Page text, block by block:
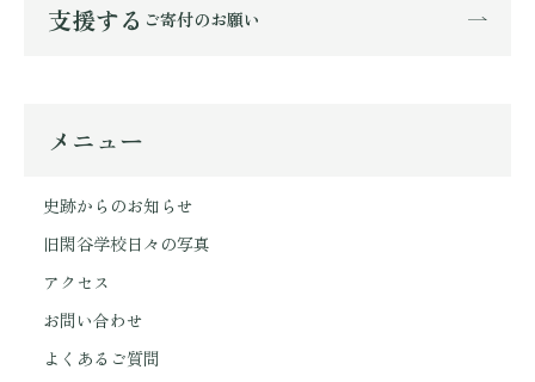
支援する ご寄付のお願い
メニュー
史跡からのお知らせ
旧閑谷学校日々の写真
アクセス
お問い合わせ
よくあるご質問